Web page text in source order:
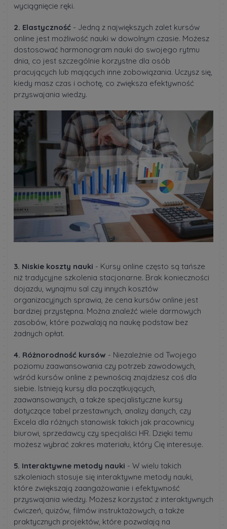
wyciągnięcie ręki.
2. Elastyczność - Jedną z największych zalet kursów
online jest możliwość nauki w dowolnym czasie. Możesz
dostosować harmonogram nauki do swojego rytmu
dnia, co jest szczególnie korzystne dla osób
pracujących lub mających inne zobowiązania. Uczysz się,
kiedy masz czas i ochotę, co zwiększa efektywność
przyswajania wiedzy.
3. Niskie koszty nauki - Kursy online często są tańsze
niż tradycyjne szkolenia stacjonarne. Brak konieczności
dojazdu, wynajmu sal czy innych kosztów
organizacyjnych sprawia, że cena kursów online jest
bardziej przystępna. Można znaleźć wiele darmowych
zasobów, które pozwalają na naukę podstaw bez
żadnych opłat.
4. Różnorodność kursów - Niezależnie od Twojego
poziomu zaawansowania czy potrzeb zawodowych,
wśród kursów online z pewnością znajdziesz coś dla
siebie. Istnieją kursy dla początkujących,
zaawansowanych, a także specjalistyczne kursy
dotyczące tabel przestawnych, analizy danych, czy
Excela dla różnych stanowisk takich jak pracownicy
biurowi, sprzedawcy czy specjaliści HR. Dzięki temu
możesz wybrać zakres materiału, który Cię interesuje.
5. Interaktywne metody nauki - W wielu takich
szkoleniach stosuje się interaktywne metody nauki,
które zwiększają zaangażowanie i efektywność
przyswajania wiedzy. Możesz korzystać z interaktywnych
ćwiczeń, quizów, filmów instruktażowych, a także
praktycznych projektów, które pozwalają na